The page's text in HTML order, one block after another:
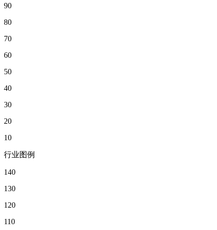
90
80
70
60
50
40
30
20
10
行业图例
140
130
120
110